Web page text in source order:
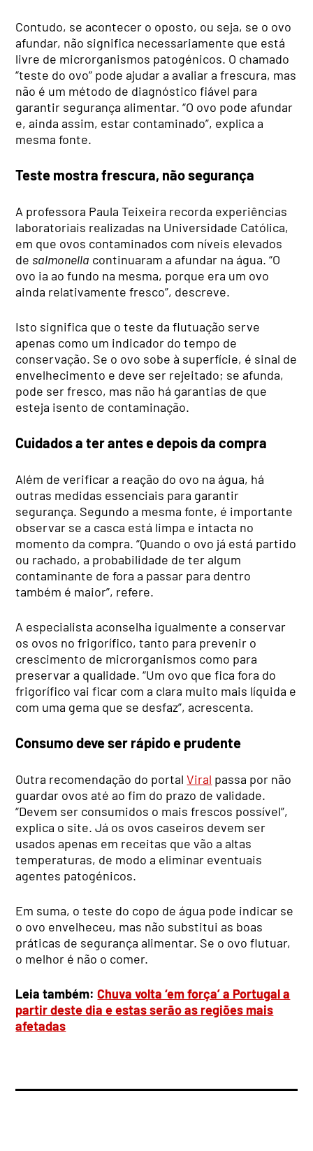
Contudo, se acontecer o oposto, ou seja, se o ovo
afundar, não significa necessariamente que está
livre de microrganismos patogénicos. O chamado
“teste do ovo” pode ajudar a avaliar a frescura, mas
não é um método de diagnóstico fiável para
garantir segurança alimentar. “O ovo pode afundar
e, ainda assim, estar contaminado”, explica a
mesma fonte.
Teste mostra frescura, não segurança
A professora Paula Teixeira recorda experiências
laboratoriais realizadas na Universidade Católica,
em que ovos contaminados com níveis elevados
de salmonella continuaram a afundar na água. “O
ovo ia ao fundo na mesma, porque era um ovo
ainda relativamente fresco”, descreve.
Isto significa que o teste da flutuação serve
apenas como um indicador do tempo de
conservação. Se o ovo sobe à superfície, é sinal de
envelhecimento e deve ser rejeitado; se afunda,
pode ser fresco, mas não há garantias de que
esteja isento de contaminação.
Cuidados a ter antes e depois da compra
Além de verificar a reação do ovo na água, há
outras medidas essenciais para garantir
segurança. Segundo a mesma fonte, é importante
observar se a casca está limpa e intacta no
momento da compra. “Quando o ovo já está partido
ou rachado, a probabilidade de ter algum
contaminante de fora a passar para dentro
também é maior”, refere.
A especialista aconselha igualmente a conservar
os ovos no frigorífico, tanto para prevenir o
crescimento de microrganismos como para
preservar a qualidade. “Um ovo que fica fora do
frigorífico vai ficar com a clara muito mais líquida e
com uma gema que se desfaz”, acrescenta.
Consumo deve ser rápido e prudente
Outra recomendação do portalViral passa por não
guardar ovos até ao fim do prazo de validade.
“Devem ser consumidos o mais frescos possível”,
explica o site. Já os ovos caseiros devem ser
usados apenas em receitas que vão a altas
temperaturas, de modo a eliminar eventuais
agentes patogénicos.
Em suma, o teste do copo de água pode indicar se
o ovo envelheceu, mas não substitui as boas
práticas de segurança alimentar. Se o ovo flutuar,
o melhor é não o comer.
Leia também:Chuva volta ‘em força’ a Portugal a
partir deste dia e estas serão as regiões mais
afetadas